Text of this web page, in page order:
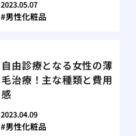
2023.05.07
男性化粧品
自由診療となる女性の薄
毛治療！主な種類と費用
感
2023.04.09
男性化粧品